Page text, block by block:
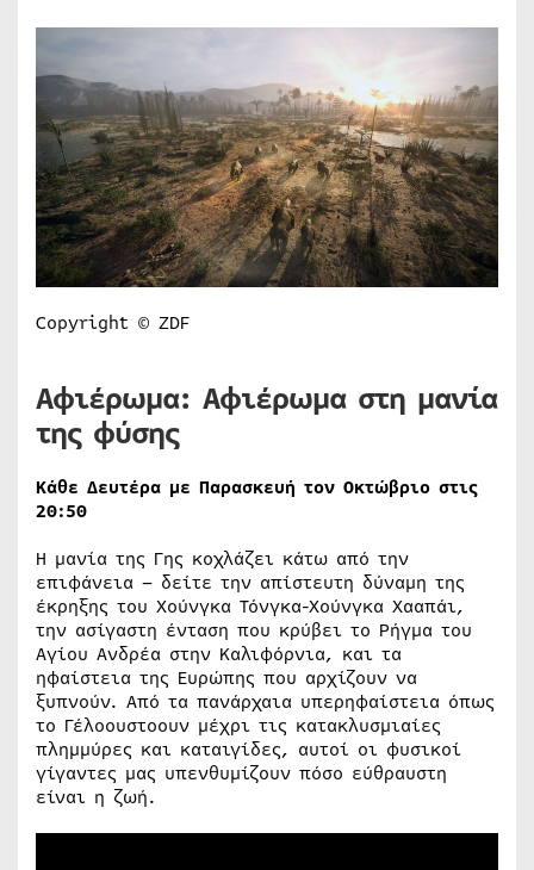
Copyright © ZDF
Αφιέρωμα: Αφιέρωμα στη μανία
της φύσης
Κάθε Δευτέρα με Παρασκευή τον Οκτώβριο στις
20:50
Η μανία της Γης κοχλάζει κάτω από την
επιφάνεια – δείτε την απίστευτη δύναμη της
έκρηξης του Χούνγκα Τόνγκα-Χούνγκα Χααπάι,
την ασίγαστη ένταση που κρύβει το Ρήγμα του
Αγίου Ανδρέα στην Καλιφόρνια, και τα
ηφαίστεια της Ευρώπης που αρχίζουν να
ξυπνούν. Από τα πανάρχαια υπερηφαίστεια όπως
το Γέλοουστοουν μέχρι τις κατακλυσμιαίες
πλημμύρες και καταιγίδες, αυτοί οι φυσικοί
γίγαντες μας υπενθυμίζουν πόσο εύθραυστη
είναι η ζωή.